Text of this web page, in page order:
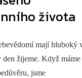
života
mají hluboký
den žijeme. Když máme
jsme